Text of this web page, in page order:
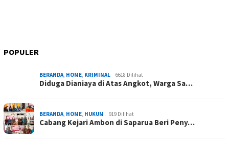
POPULER
BERANDA, HOME, KRIMINAL 6618 Dilihat
Diduga Dianiaya di Atas Angkot, Warga Sa…
BERANDA, HOME, HUKUM 919 Dilihat
Cabang Kejari Ambon di Saparua Beri Peny…